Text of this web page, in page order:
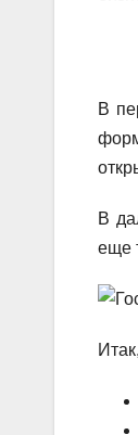
В
В
еще